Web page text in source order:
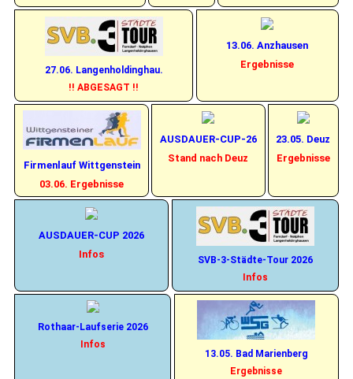
27.06. Langenholdinghau.
!! ABGESAGT !!
13.06. Anzhausen
Ergebnisse
Firmenlauf Wittgenstein
03.06. Ergebnisse
AUSDAUER-CUP-26
Stand nach Deuz
23.05. Deuz
Ergebnisse
AUSDAUER-CUP 2026
Infos
SVB-3-Städte-Tour 2026
Infos
Rothaar-Laufserie 2026
Infos
13.05. Bad Marienberg
Ergebnisse